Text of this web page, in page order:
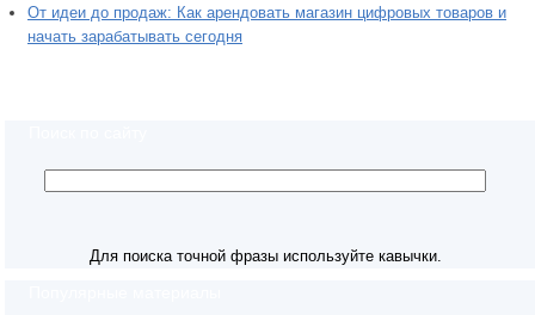
От идеи до продаж: Как арендовать магазин цифровых товаров и
начать зарабатывать сегодня
Для поиска точной фразы используйте кавычки.